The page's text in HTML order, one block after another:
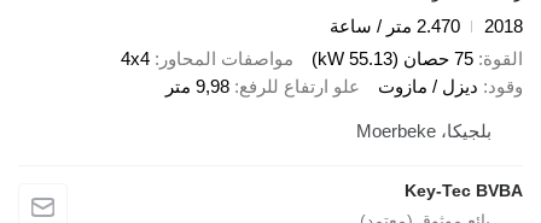
2018
2.470 متر / ساعة
القوة 75 حصان (55.13 kW) مواصفات المحاور
4x4
وقود ديزل / مازوت علو ارتفاع للرفع 9,98 متر
بلجيكا، Moerbeke
Key-Tec BVBA